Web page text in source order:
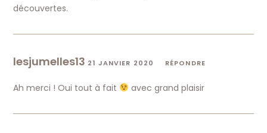
découvertes.
lesjumelles13 21 JANVIER 2020 RÉPONDRE
Ah merci ! Oui tout à fait avec grand plaisir